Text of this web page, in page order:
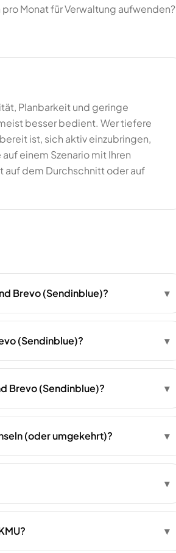
Monat für Verwaltung aufwenden?
Planbarkeit und geringe
besser bedient. Wer tiefere
ist, sich aktiv einzubringen,
einem Szenario mit Ihren
auf dem Durchschnitt oder auf
Brevo (Sendinblue)? ▾
(Sendinblue)? ▾
Brevo (Sendinblue)? ▾
(oder umgekehrt)? ▾
▾
▾